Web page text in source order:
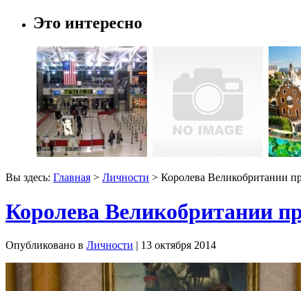
Это интересно
Вы здесь: Главная > Личности > Королева Великобритании
Королева Великобритании
Опубликовано в Личности | 13 октября 2014